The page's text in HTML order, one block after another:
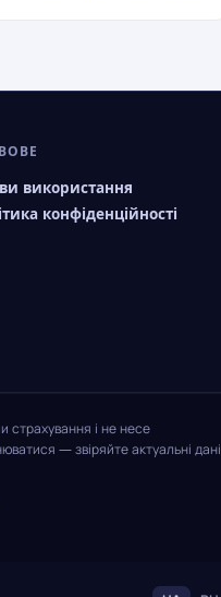
використання
конфіденційності
страхування і не несе
— звіряйте актуальні дані